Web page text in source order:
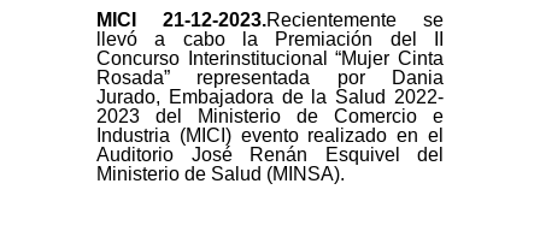
MICI 21-12-2023.Recientemente se
llevó a cabo la Premiación del II
Concurso Interinstitucional “Mujer Cinta
Rosada” representada por Dania
Jurado, Embajadora de la Salud 2022-
2023 del Ministerio de Comercio e
Industria (MICI) evento realizado en el
Auditorio José Renán Esquivel del
Ministerio de Salud (MINSA).